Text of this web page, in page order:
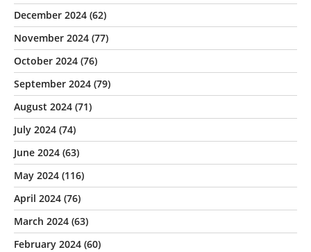
December 2024 (62)
November 2024 (77)
October 2024 (76)
September 2024 (79)
August 2024 (71)
July 2024 (74)
June 2024 (63)
May 2024 (116)
April 2024 (76)
March 2024 (63)
February 2024 (60)